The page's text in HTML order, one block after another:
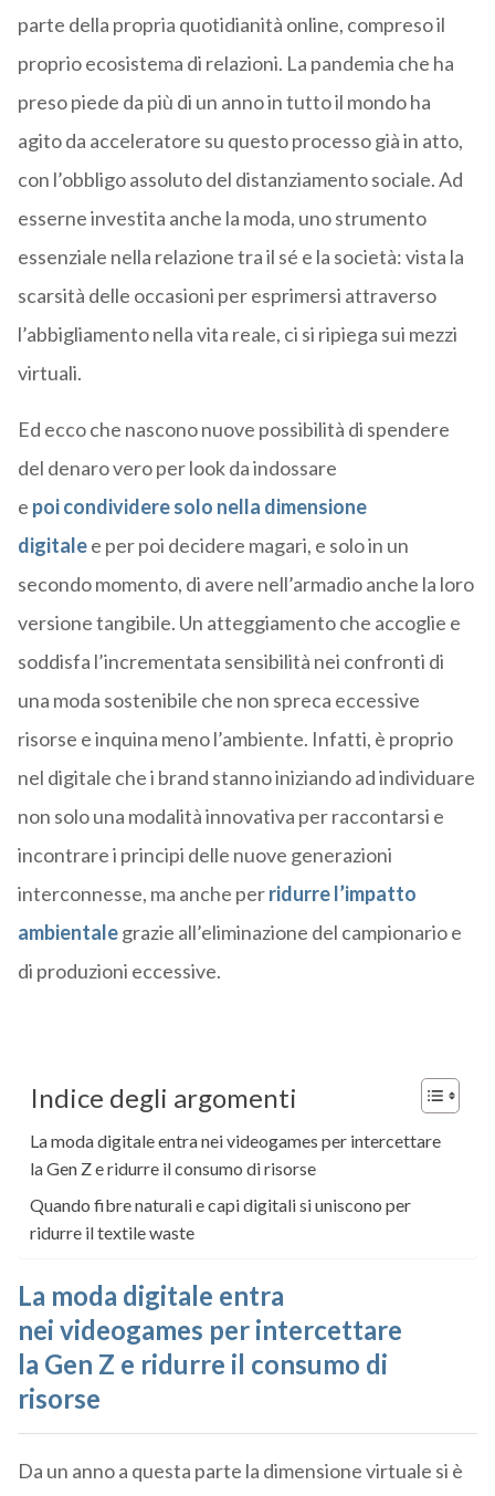
parte della propria quotidianità online, compreso il
proprio ecosistema di relazioni. La pandemia che ha
preso piede da più di un anno in tutto il mondoha
agito da acceleratore su questo processo già in atto,
con l’obbligo assoluto del distanziamento sociale.Ad
esserne investita anche la moda, uno strumento
essenziale nella relazione tra il sé e la società: vista la
scarsità delle occasioni per esprimersi attraverso
l’abbigliamento nella vita reale, ci si ripiega sui mezzi
virtuali.
Ed ecco che nascono nuove possibilità di spendere
del denaro veroper look da indossare
e poicondividere solo nella dimensione
digitalee per poi decidere magari, e solo in un
secondo momento, di avere nell’armadio anche la loro
versione tangibile. Un atteggiamento che accoglie e
soddisfa l’incrementata sensibilità nei confronti di
una moda sostenibile che non spreca eccessive
risorse e inquina meno l’ambiente. Infatti, è proprio
nel digitale che i brand stanno iniziando ad individuare
non solouna modalità innovativa perraccontarsi e
incontrare i principi delle nuove generazioni
interconnesse, ma anche perridurre l’impatto
ambientalegrazie all’eliminazione del campionarioe
di produzioni eccessive.
Indice degli argomenti
La moda digitale entra nei videogames per intercettare
la Gen Z e ridurre il consumo di risorse
Quando fibre naturali e capi digitali si uniscono per
ridurre il textile waste
La moda digitale entra
nei videogames per intercettare
la Gen Z e ridurre il consumo di
risorse
Da un anno a questa parte la dimensione virtuale si è